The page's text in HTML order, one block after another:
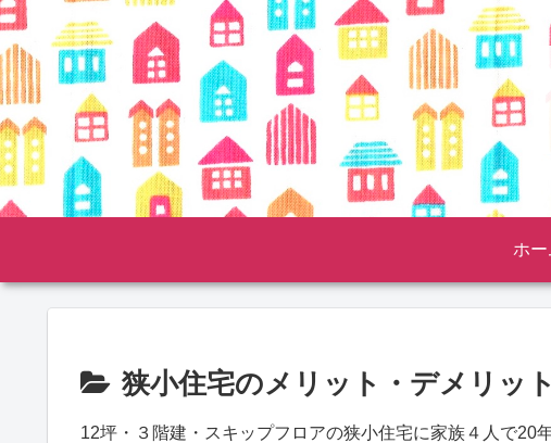
ホー
狭小住宅のメリット・デメリット
12坪・３階建・スキップフロアの狭小住宅に家族４人で20